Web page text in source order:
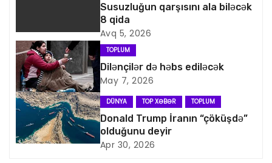
i
q
a
s
i
Susuzluğun qarşısını ala biləcək
8 qida
Avq 5, 2026
TOPLUM
Dilənçilər də həbs ediləcək
May 7, 2026
DÜNYA TOP XƏBƏR TOPLUM
Donald Trump İranın “çöküşdə”
olduğunu deyir
Apr 30, 2026